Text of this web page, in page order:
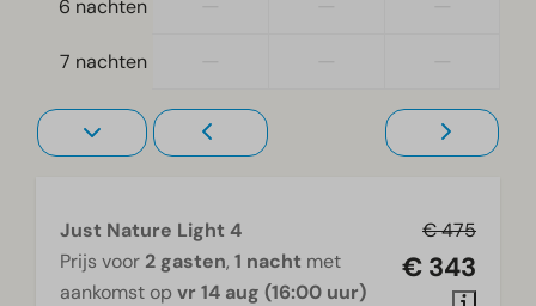
6 nachten
7 nachten
€ 475
€ 343
Just Nature Light 4
Prijs voor 2 gasten, 1 nacht met
aankomst op vr 14 aug (16:00 uur)